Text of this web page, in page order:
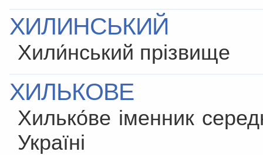
ХИЛИНСЬКИЙ
Хили́нський прізвище
ХИЛЬКОВЕ
Хилько́ве іменник
Україні